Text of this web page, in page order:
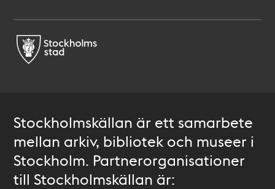
Stockholmskällan är ett samarbete
mellan arkiv, bibliotek och museer i
Stockholm. Partnerorganisationer
till Stockholmskällan är: